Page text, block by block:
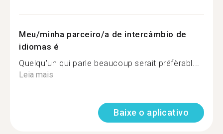
Meu/minha parceiro/a de intercâmbio de
idiomas é
Quelqu'un qui parle beaucoup serait préfèrabl...
Leia mais
Baixe o aplicativo